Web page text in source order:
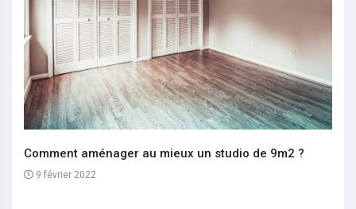
Comment aménager au mieux un studio de 9m2 ?
9 février 2022